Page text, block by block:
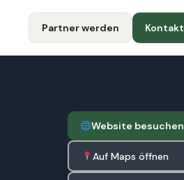
Partner werden Kontakt
Website besuchen
Auf Maps öffnen